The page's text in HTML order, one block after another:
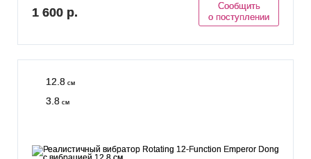
1 600 р.
Сообщить
о поступлении
12.8 см
3.8 см